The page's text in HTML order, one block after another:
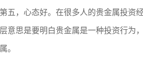
第五，心态好。在很多人的贵金属投资
层意思是要明白贵金属是一种投资行为
属。